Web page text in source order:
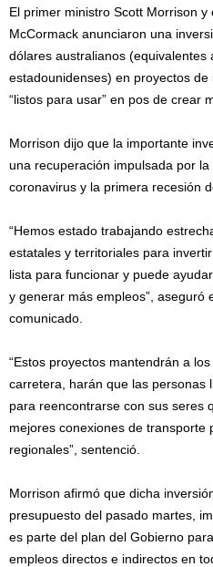
El primer ministro Scott Morrison
McCormack anunciaron una
dólares australianos
estadounidenses) en proyectos
“listos para usar” en pos de crear
Morrison dijo que la importante
una recuperación impulsada por
coronavirus y la primera recesión
“Hemos estado trabajando
estatales y territoriales para
lista para funcionar y puede
y generar más empleos”, aseguró
comunicado.
“Estos proyectos mantendrán a
carretera, harán que las personas
para reencontrarse con sus seres
mejores conexiones de transporte
regionales”, sentenció.
Morrison afirmó que dicha
presupuesto del pasado martes,
es parte del plan del Gobierno
empleos directos e indirectos en